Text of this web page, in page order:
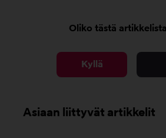
Oliko tästä
Kyllä
Asiaan liittyvät artikkelit